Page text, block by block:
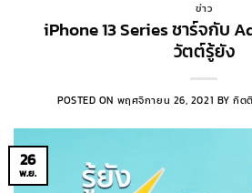
ข่าว
iPhone 13 Series ชาร์จกับ
วัตต์รู้ยัง
POSTED ON พฤศจิกายน 26, 2021 BYกิต
26
พ.ย.